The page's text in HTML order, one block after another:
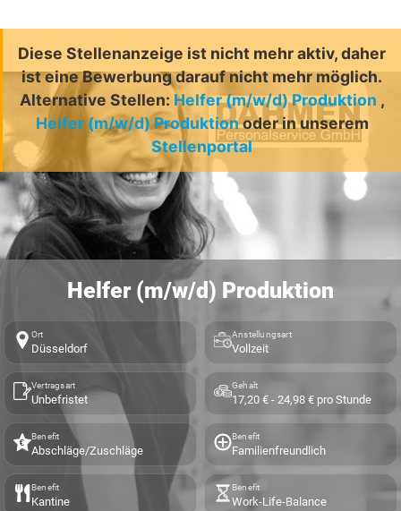
Diese Stellenanzeige ist nicht mehr aktiv, daher
ist eine Bewerbung darauf nicht mehr möglich.
Alternative Stellen: Helfer (m/w/d) Produktion ,
Helfer (m/w/d) Produktionoder in unserem
Stellenportal
Helfer (m/w/d) Produktion
Ort
Düsseldorf
Anstellungsart
Vollzeit
Vertragsart
Unbefristet
Gehalt
17,20 € - 24,98 € pro Stunde
Benefit
Abschläge/Zuschläge
Benefit
Familienfreundlich
Benefit
Kantine
Benefit
Work-Life-Balance